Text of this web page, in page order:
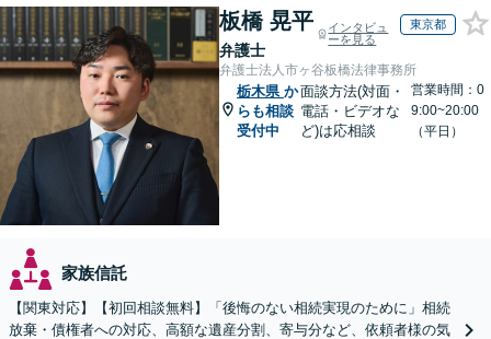
板橋 晃平
弁護士
インタビュ
ーを見る
東京都
弁護士法人市ヶ谷板橋法律事務所
栃木県 か
らも相談
受付中
面談方法(対面・
電話・ビデオな
ど)は応相談
営業時間：0
9:00~20:00
（平日）
家族信託
【関東対応】【初回相談無料】「後悔のない相続実現のために」相続
放棄・債権者への対応、高額な遺産分割、寄与分など、依頼者様の気